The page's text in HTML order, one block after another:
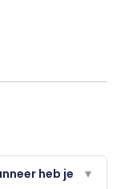
heb je
▼